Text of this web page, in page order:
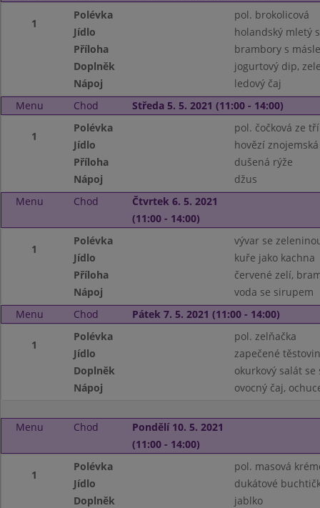
1
Polévka
pol. brokolicová
Jídlo
holandský mletý
Příloha
brambory s
Doplněk
jogurtový dip,
Nápoj
ledový čaj
Menu
Chod Středa 5. 5. 2021 (11:00 - 14:00)
1
Polévka
pol. čočková ze
Jídlo
hovězí
Příloha
dušená rýže
Nápoj
džus
Menu
Chod
Čtvrtek 6. 5. 2021
(11:00 - 14:00)
1
Polévka
vývar se
Jídlo
kuře jako kachna
Příloha
červené zelí,
Nápoj
voda se sirupem
Menu
Chod Pátek 7. 5. 2021 (11:00 - 14:00)
1
Polévka
pol. zelňačka
Jídlo
zapečené
Doplněk
okurkový salát se
Nápoj
ovocný čaj,
Menu Chod
Pondělí 10. 5. 2021
(11:00 - 14:00)
1
Polévka
pol. masová
Jídlo
dukátové
Doplněk
jablko